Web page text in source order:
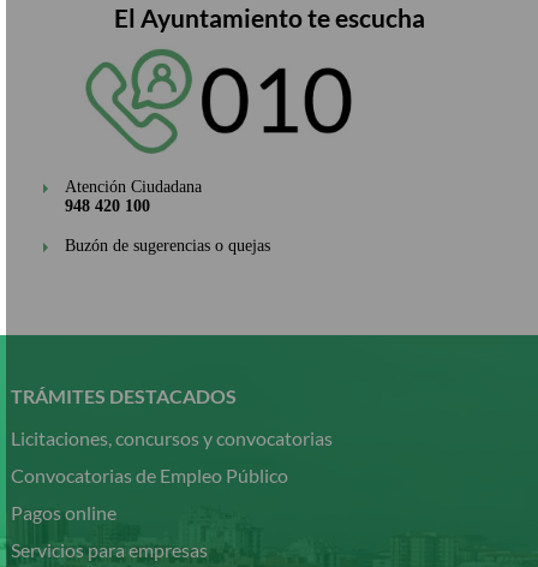
El Ayuntamiento te escucha
Atención Ciudadana
948 420 100
Buzón de sugerencias o quejas
contenido
TRÁMITES DESTACADOS
Licitaciones, concursos y convocatorias
Convocatorias de Empleo Público
Pagos online
Servicios para empresas